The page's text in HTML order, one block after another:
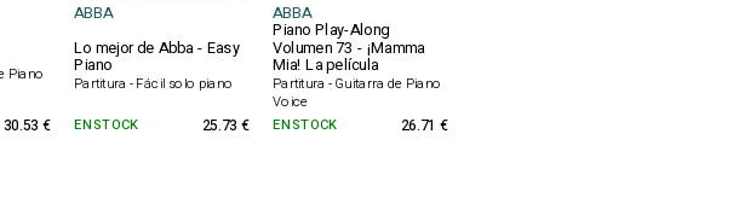
ABBA
ABBA
Piano
Lo mejor de Abba - Easy
Piano
Partitura - Fácil solo piano
Piano Play-Along
Volumen 73 - ¡Mamma
Mia! La película
Partitura - Guitarra de Piano
Voice
30.53 € EN STOCK 25.73 € EN STOCK 26.71 €